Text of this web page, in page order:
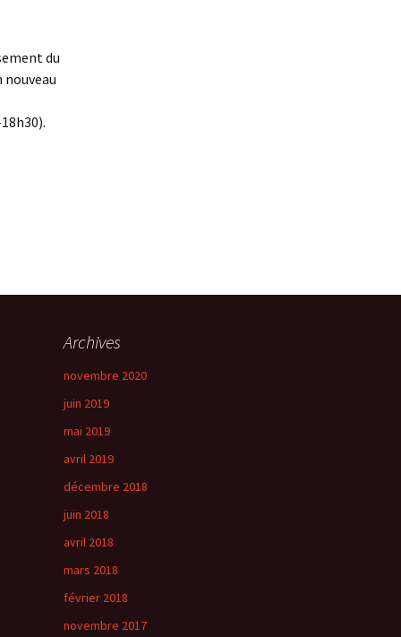
du
Archives
novembre 2020
juin 2019
mai 2019
avril 2019
décembre 2018
juin 2018
avril 2018
mars 2018
février 2018
novembre 2017